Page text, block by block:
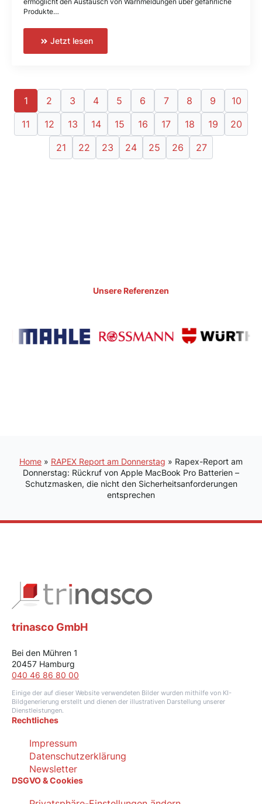
Produkte…
Jetzt lesen
1 2 3 4 5 6 7 8 9
10
11
12 13 14 15 16 17 18 19
20
21
22 23 24 25 26 27
Unsere Referenzen
Home » RAPEX Report am Donnerstag » Rapex-Report am
Donnerstag: Rückruf von Apple MacBook Pro Batterien –
Schutzmasken, die nicht den Sicherheitsanforderungen
entsprechen
trinasco GmbH
Bei den Mühren 1
20457 Hamburg
040 46 86 80 00
Einige der auf dieser Website verwendeten Bilder wurden mithilfe von KI-
Bildgenerierung erstellt und dienen der illustrativen Darstellung unserer
Dienstleistungen.
Rechtliches
Impressum
Datenschutzerklärung
Newsletter
DSGVO & Cookies